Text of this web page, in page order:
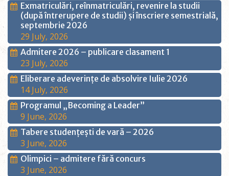
Exmatriculări, reînmatriculări, revenire la studii
(după întrerupere de studii) și înscriere semestrială,
septembrie 2026
29 July, 2026
Admitere 2026 – publicare clasament 1
23 July, 2026
Eliberare adeverințe de absolvire Iulie 2026
14 July, 2026
Programul „Becoming a Leader”
9 June, 2026
Tabere studențești de vară – 2026
3 June, 2026
Olimpici – admitere fără concurs
3 June, 2026